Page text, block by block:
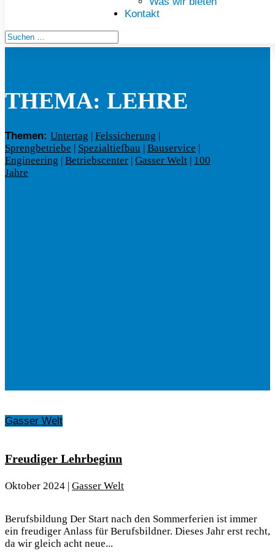
Kontakt
THEMA: LEHRE
Themen: Untertag | Felssicherung |
Sprengbetriebe | Spezialtiefbau | Bauservice |
Engineering | Betriebscenter | Gasser Welt | 100
Jahre
Gasser Welt
Freudiger Lehrbeginn
Oktober 2024 | Gasser Welt
Berufsbildung Der Start nach den Sommerferien ist immer
ein freudiger Anlass für Berufsbildner. Dieses Jahr erst recht,
da wir gleich acht neue...